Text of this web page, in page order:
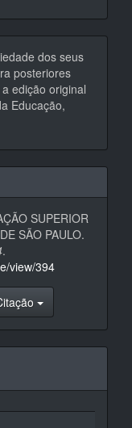
dos seus
posteriores
edição original
Educação,
SUPERIOR
SÃO PAULO.
.
view/394